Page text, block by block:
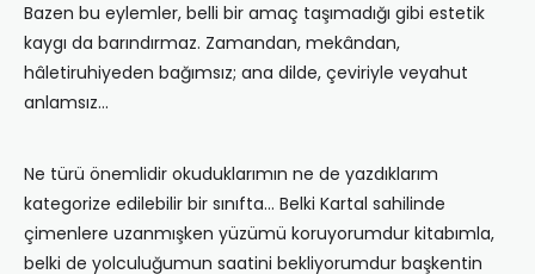
Bazen bu eylemler, belli bir amaç taşımadığı gibi estetik
kaygı da barındırmaz. Zamandan, mekândan,
hâletiruhiyeden bağımsız; ana dilde, çeviriyle veyahut
anlamsız…
Ne türü önemlidir okuduklarımın ne de yazdıklarım
kategorize edilebilir bir sınıfta… Belki Kartal sahilinde
çimenlere uzanmışken yüzümü koruyorumdur kitabımla,
belki de yolculuğumun saatini bekliyorumdur başkentin